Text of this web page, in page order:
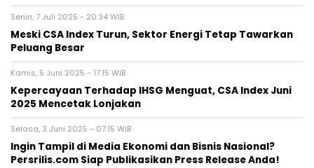
Senin, 7 Juli 2025 - 20:34 WIB
Meski CSA Index Turun, Sektor Energi Tetap Tawarkan
Peluang Besar
Kamis, 5 Juni 2025 - 17:15 WIB
Kepercayaan Terhadap IHSG Menguat, CSA Index Juni
2025 Mencetak Lonjakan
Selasa, 3 Juni 2025 - 07:15 WIB
Ingin Tampil di Media Ekonomi dan Bisnis Nasional?
Persrilis.com Siap Publikasikan Press Release Anda!